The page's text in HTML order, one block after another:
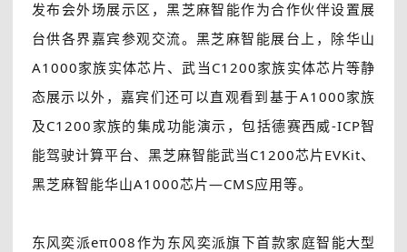
发布会外场展示区，黑芝麻智能作为合作伙伴设置展
台供各界嘉宾参观交流。黑芝麻智能展台上，除华山
A1000家族实体芯片、武当C1200家族实体芯片等静
态展示以外，嘉宾们还可以直观看到基于A1000家族
及C1200家族的集成功能演示，包括德赛西威-ICP智
能驾驶计算平台、黑芝麻智能武当C1200芯片EVKit、
黑芝麻智能华山A1000芯片—CMS应用等。
东风奕派eπ008作为东风奕派旗下首款家庭智能大型